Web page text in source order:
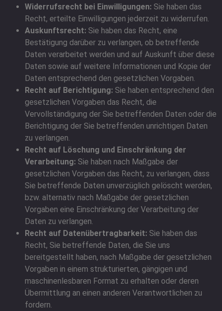
Widerrufsrecht bei Einwilligungen: Sie haben das
Recht, erteilte Einwilligungen jederzeit zu widerrufen.
Auskunftsrecht: Sie haben das Recht, eine
Bestätigung darüber zu verlangen, ob betreffende
Daten verarbeitet werden und auf Auskunft über diese
Daten sowie auf weitere Informationen und Kopie der
Daten entsprechend den gesetzlichen Vorgaben.
Recht auf Berichtigung: Sie haben entsprechend den
gesetzlichen Vorgaben das Recht, die
Vervollständigung der Sie betreffenden Daten oder die
Berichtigung der Sie betreffenden unrichtigen Daten
zu verlangen.
Recht auf Löschung und Einschränkung der
Verarbeitung: Sie haben nach Maßgabe der
gesetzlichen Vorgaben das Recht, zu verlangen, dass
Sie betreffende Daten unverzüglich gelöscht werden,
bzw. alternativ nach Maßgabe der gesetzlichen
Vorgaben eine Einschränkung der Verarbeitung der
Daten zu verlangen.
Recht auf Datenübertragbarkeit: Sie haben das
Recht, Sie betreffende Daten, die Sie uns
bereitgestellt haben, nach Maßgabe der gesetzlichen
Vorgaben in einem strukturierten, gängigen und
maschinenlesbaren Format zu erhalten oder deren
Übermittlung an einen anderen Verantwortlichen zu
fordern.